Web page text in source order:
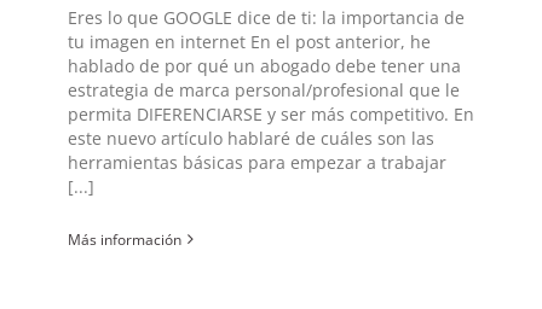
Eres lo que GOOGLE dice de ti: la importancia de
tu imagen en internet En el post anterior, he
hablado de por qué un abogado debe tener una
estrategia de marca personal/profesional que le
permita DIFERENCIARSE y ser más competitivo. En
este nuevo artículo hablaré de cuáles son las
herramientas básicas para empezar a trabajar
[...]
Más información